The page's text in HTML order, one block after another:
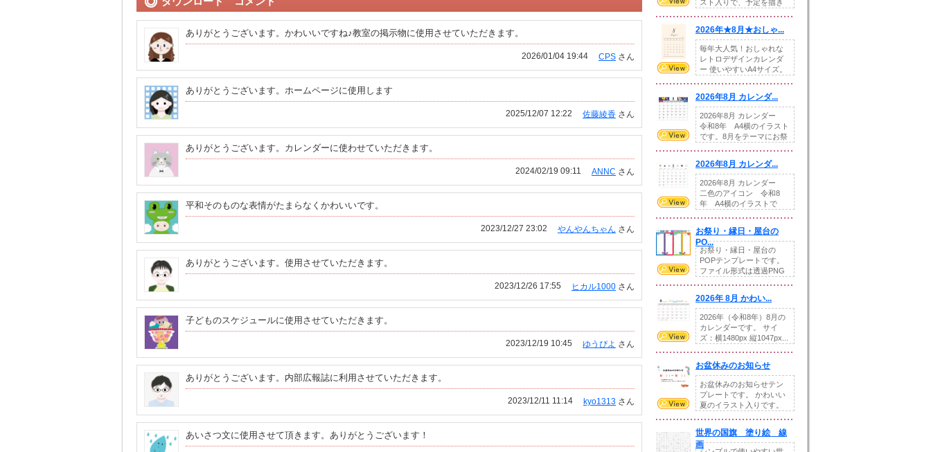
ありがとうございます。かわいいですね♪教室の掲示物に使用させていただきます。
CPS さん
2026/01/04 19:44
ありがとうございます。ホームページに使用します
佐藤綾香 さん
2025/12/07 12:22
ありがとうございます。カレンダーに使わせていただきます。
ANNC さん
2024/02/19 09:11
平和そのものな表情がたまらなくかわいいです。
やんやんちゃん さん
2023/12/27 23:02
ありがとうございます。使用させていただきます。
ヒカル1000 さん
2023/12/26 17:55
子どものスケジュールに使用させていただきます。
ゆうぴよ さん
2023/12/19 10:45
ありがとうございます。内部広報誌に利用させていただきます。
kyo1313 さん
2023/12/11 11:14
あいさつ文に使用させて頂きます。ありがとうございます！
スト入りで、予定を描き
2026年★8月★おしゃ...
毎年大人気！おしゃれな
レトロデザインカレンダ
ー 使いやすいA4サイズ。
2026年8月 カレンダ...
2026年8月 カレンダー
令和8年 A4横のイラスト
です。8月をテーマにお祭
2026年8月 カレンダ...
2026年8月 カレンダー
二色のアイコン 令和8
年 A4横のイラストで
お祭り・縁日・屋台の
PO...
お祭り・縁日・屋台の
POPテンプレートです。
ファイル形式は透過PNG
2026年 8月 かわい...
2026年（令和8年）8月の
カレンダーです。 サイ
ズ：横1480px 縦1047px...
お盆休みのお知らせ
お盆休みのお知らせテン
プレートです。 かわいい
夏のイラスト入りです。
世界の国旗 塗り絵 線
画